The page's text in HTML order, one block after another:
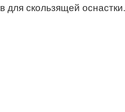
скользящей оснастки.